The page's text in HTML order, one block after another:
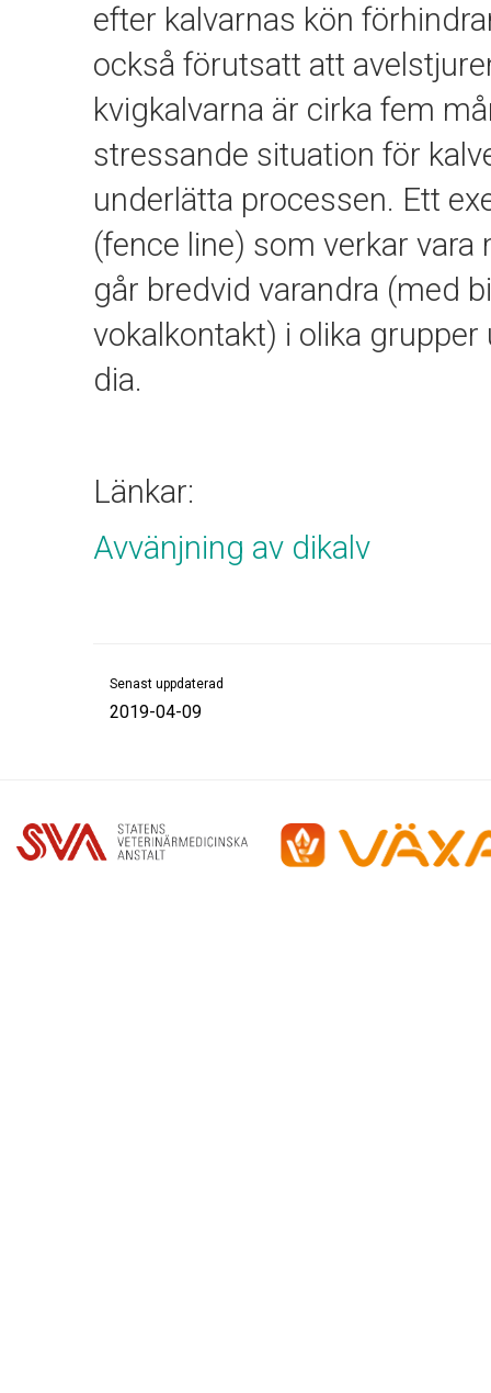
efter kalvarnas kön
också förutsatt att
kvigkalvarna är cirka fem
stressande situation för
underlätta processen. Ett
(fence line) som verkar
går bredvid varandra (med
vokalkontakt) i olika
dia.
Länkar:
Avvänjning av dikalv
Senast uppdaterad
2019-04-09